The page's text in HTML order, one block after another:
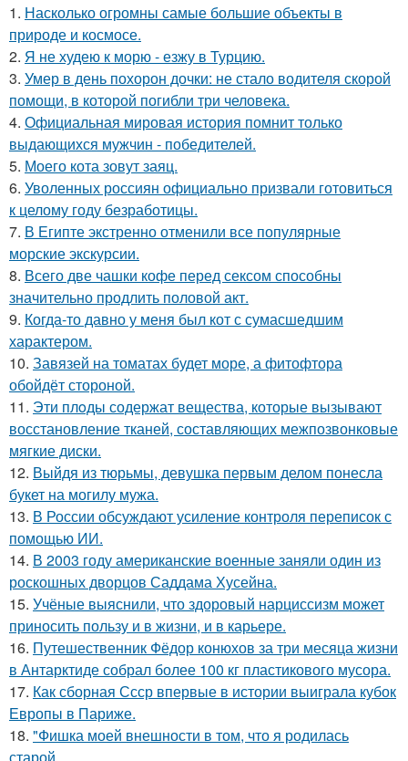
1. Насколько огромны самые большие объекты в
природе и космосе.
2. Я не худею к морю - езжу в Турцию.
3. Умер в день похорон дочки: не стало водителя скорой
помощи, в которой погибли три человека.
4. Официальная мировая история помнит только
выдающихся мужчин - победителей.
5. Моего кота зовут заяц.
6. Уволенных россиян официально призвали готовиться
к целому году безработицы.
7. В Египте экстренно отменили все популярные
морские экскурсии.
8. Всего две чашки кофе перед сексом способны
значительно продлить половой акт.
9. Когда-то давно у меня был кот с сумасшедшим
характером.
10. Завязей на томатах будет море, а фитофтора
обойдёт стороной.
11. Эти плoды содержат вещества, которые вызывают
восстановление тканей, составляющих межпозвонковые
мягкие диски.
12. Выйдя из тюрьмы, девушка первым делом понесла
букет на могилу мужа.
13. В России обсуждают усиление контроля переписок с
помощью ИИ.
14. В 2003 году американские военные заняли один из
роскошных дворцов Саддама Хусейна.
15. Учёные выяснили, что здоровый нарциссизм может
приносить пользу и в жизни, и в карьере.
16. Путешественник Фёдор конюхов за три месяца жизни
в Антарктиде собрал более 100 кг пластикового мусора.
17. Как сборная Ссср впервые в истории выиграла кубок
Европы в Париже.
18. "Фишка моей внешности в том, что я родилась
старой.